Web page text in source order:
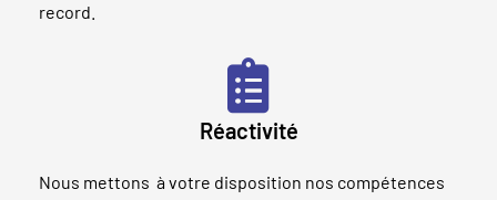
record.
Réactivité
Nous mettons à votre disposition nos compétences